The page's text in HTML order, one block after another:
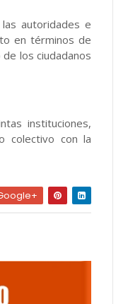
autoridades e
en términos de
los ciudadanos
instituciones,
colectivo con la